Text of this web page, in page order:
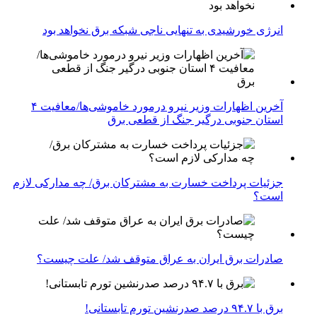
انرژی خورشیدی به تنهایی ناجی شبکه برق نخواهد بود
آخرین اظهارات وزیر نیرو درمورد خاموشی‌ها/معافیت ۴
استان جنوبی درگیر جنگ از قطعی برق
جزئیات پرداخت خسارت به مشترکان برق/ چه مدارکی لازم
است؟
صادرات برق ایران به عراق متوقف شد/ علت چیست؟
برق با ۹۴.۷ درصد صدرنشین تورم تابستانی!